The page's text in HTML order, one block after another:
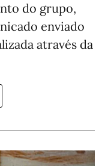
do grupo,
enviado
através da